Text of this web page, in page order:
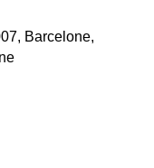
Barcelone,